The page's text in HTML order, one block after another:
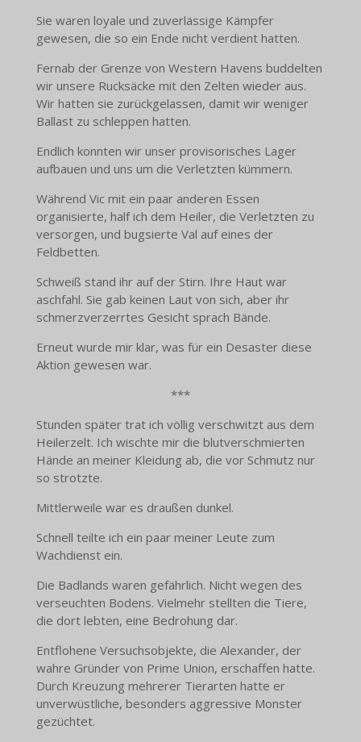
Sie waren loyale und zuverlässige Kämpfer
gewesen, die so ein Ende nicht verdient hatten.
Fernab der Grenze von Western Havens buddelten
wir unsere Rucksäcke mit den Zelten wieder aus.
Wir hatten sie zurückgelassen, damit wir weniger
Ballast zu schleppen hatten.
Endlich konnten wir unser provisorisches Lager
aufbauen und uns um die Verletzten kümmern.
Während Vic mit ein paar anderen Essen
organisierte, half ich dem Heiler, die Verletzten zu
versorgen, und bugsierte Val auf eines der
Feldbetten.
Schweiß stand ihr auf der Stirn. Ihre Haut war
aschfahl. Sie gab keinen Laut von sich, aber ihr
schmerzverzerrtes Gesicht sprach Bände.
Erneut wurde mir klar, was für ein Desaster diese
Aktion gewesen war.
***
Stunden später trat ich völlig verschwitzt aus dem
Heilerzelt. Ich wischte mir die blutverschmierten
Hände an meiner Kleidung ab, die vor Schmutz nur
so strotzte.
Mittlerweile war es draußen dunkel.
Schnell teilte ich ein paar meiner Leute zum
Wachdienst ein.
Die Badlands waren gefährlich. Nicht wegen des
verseuchten Bodens. Vielmehr stellten die Tiere,
die dort lebten, eine Bedrohung dar.
Entflohene Versuchsobjekte, die Alexander, der
wahre Gründer von Prime Union, erschaffen hatte.
Durch Kreuzung mehrerer Tierarten hatte er
unverwüstliche, besonders aggressive Monster
gezüchtet.